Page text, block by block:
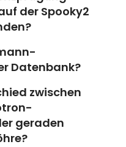
der Spooky2
Datenbank?
zwischen
geraden